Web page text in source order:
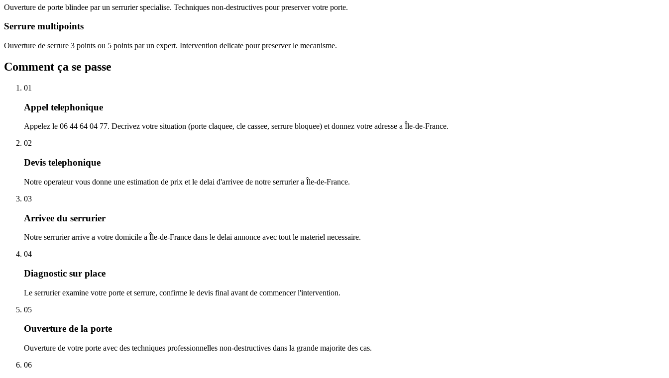
Ouverture de porte blindee par un serrurier specialise. Techniques non-destructives pour preserver votre porte.
Serrure multipoints
Ouverture de serrure 3 points ou 5 points par un expert. Intervention delicate pour preserver le mecanisme.
Comment ça se passe
01
Appel telephonique
Appelez le 06 44 64 04 77. Decrivez votre situation (porte claquee, cle cassee, serrure bloquee) et donnez votre adresse a Île-de-France.
02
Devis telephonique
Notre operateur vous donne une estimation de prix et le delai d'arrivee de notre serrurier a Île-de-France.
03
Arrivee du serrurier
Notre serrurier arrive a votre domicile a Île-de-France dans le delai annonce avec tout le materiel necessaire.
04
Diagnostic sur place
Le serrurier examine votre porte et serrure, confirme le devis final avant de commencer l'intervention.
05
Ouverture de la porte
Ouverture de votre porte avec des techniques professionnelles non-destructives dans la grande majorite des cas.
06